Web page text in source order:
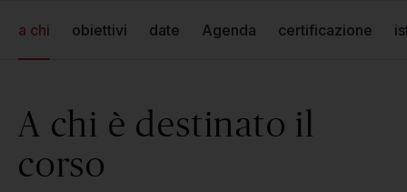
a chi obiettivi date Agenda certificazione
A chi è destinato il
corso